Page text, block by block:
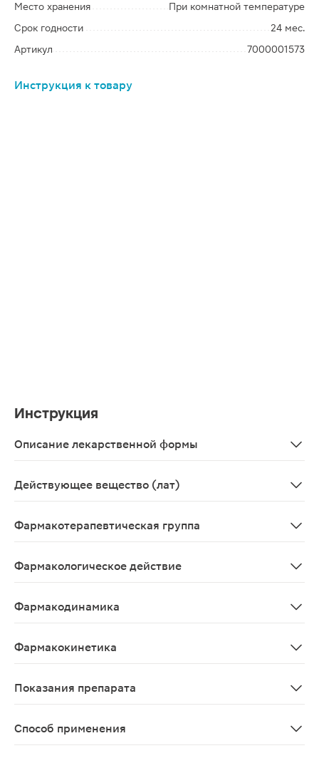
Место хранения
При комнатной температуре
Срок годности
24 мес.
Артикул
7000001573
Инструкция к товару
Инструкция
Описание лекарственной формы
Действующее вещество (лат)
Фармакотерапевтическая группа
Фармакологическое действие
Фармакодинамика
Фармакокинетика
Показания препарата
Способ применения